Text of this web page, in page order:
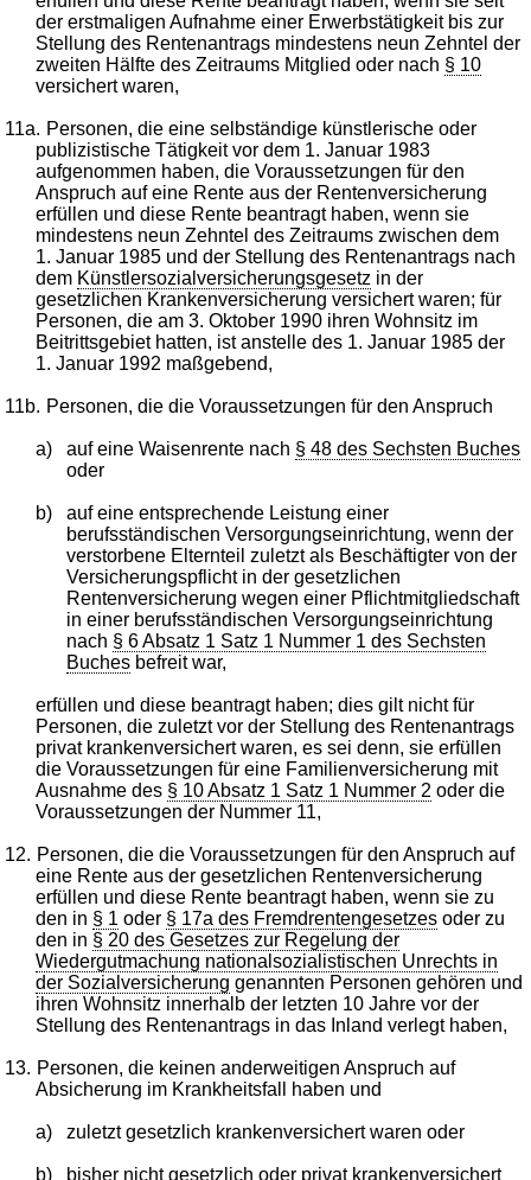
der erstmaligen Aufnahme einer Erwerbstätigkeit bis zur
Stellung des Rentenantrags mindestens neun Zehntel der
zweiten Hälfte des Zeitraums Mitglied oder nach § 10
versichert waren,
11a. Personen, die eine selbständige künstlerische oder
publizistische Tätigkeit vor dem 1. Januar 1983
aufgenommen haben, die Voraussetzungen für den
Anspruch auf eine Rente aus der Rentenversicherung
erfüllen und diese Rente beantragt haben, wenn sie
mindestens neun Zehntel des Zeitraums zwischen dem
1. Januar 1985 und der Stellung des Rentenantrags nach
dem Künstlersozialversicherungsgesetz in der
gesetzlichen Krankenversicherung versichert waren; für
Personen, die am 3. Oktober 1990 ihren Wohnsitz im
Beitrittsgebiet hatten, ist anstelle des 1. Januar 1985 der
1. Januar 1992 maßgebend,
11b. Personen, die die Voraussetzungen für den Anspruch
a) auf eine Waisenrente nach § 48 des Sechsten Buches
oder
b)
auf eine entsprechende Leistung einer
berufsständischen Versorgungseinrichtung, wenn der
verstorbene Elternteil zuletzt als Beschäftigter von der
Versicherungspflicht in der gesetzlichen
Rentenversicherung wegen einer Pflichtmitgliedschaft
in einer berufsständischen Versorgungseinrichtung
nach § 6 Absatz 1 Satz 1 Nummer 1 des Sechsten
Buchesbefreit war,
erfüllen und diese beantragt haben; dies gilt nicht für
Personen, die zuletzt vor der Stellung des Rentenantrags
privat krankenversichert waren, es sei denn, sie erfüllen
die Voraussetzungen für eine Familienversicherung mit
Ausnahme des § 10 Absatz 1 Satz 1 Nummer 2 oder die
Voraussetzungen der Nummer 11,
12. Personen, die die Voraussetzungen für den Anspruch auf
eine Rente aus der gesetzlichen Rentenversicherung
erfüllen und diese Rente beantragt haben, wenn sie zu
den in § 1 oder § 17a des Fremdrentengesetzes oder zu
den in § 20 des Gesetzes zur Regelung der
Wiedergutmachung nationalsozialistischen Unrechts in
der Sozialversicherung genannten Personen gehören und
ihren Wohnsitz innerhalb der letzten 10 Jahre vor der
Stellung des Rentenantrags in das Inland verlegt haben,
13. Personen, die keinen anderweitigen Anspruch auf
Absicherung im Krankheitsfall haben und
a) zuletzt gesetzlich krankenversichert waren oder
b) bisher nicht gesetzlich oder privat krankenversichert